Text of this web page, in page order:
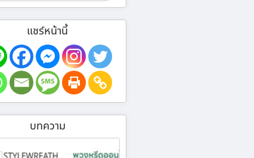
แชร์หน้านี้
บทความ